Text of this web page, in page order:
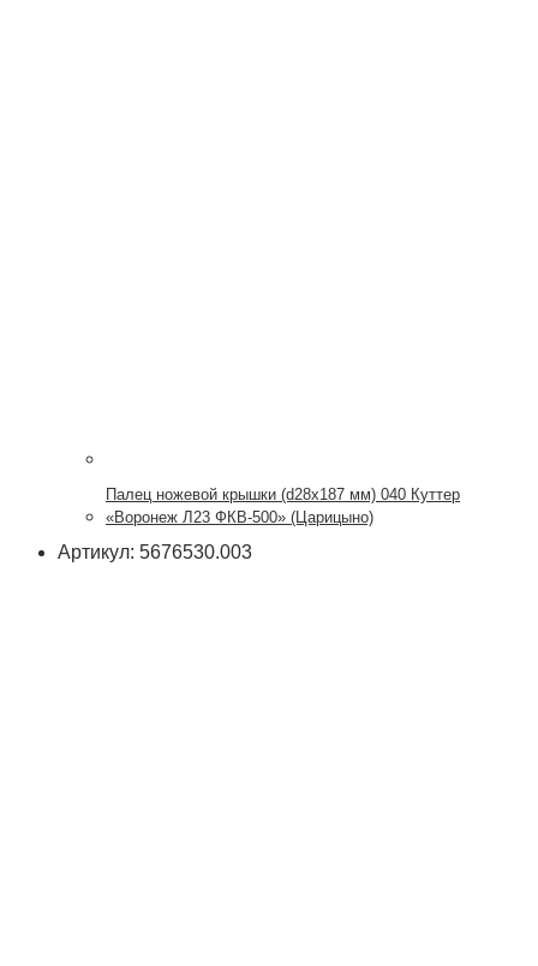
Палец ножевой крышки (d28x187 мм) 040 Куттер
«Воронеж Л23 ФКВ-500» (Царицыно)
Артикул: 5676530.003